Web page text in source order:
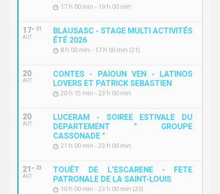
17 h 00 min - 19 h 00 min
17
AUT
21
BLAUSASC - STAGE MULTI ACTIVITÉS
ÉTÉ 2026
8 h 00 min - 17 h 00 min (21)
20
AUT
CONTES - PAIOUN VEN - LATINOS
LOVERS ET PATRICK SEBASTIEN
20 h 15 min - 23 h 00 min
20
AUT
LUCERAM - SOIREE ESTIVALE DU
DEPARTEMENT " GROUPE
CASSONADE "
21 h 00 min - 23 h 00 min
21
AUT
23
TOUËT DE L'ESCARENE - FETE
PATRONALE DE LA SAINT-LOUIS
10 h 00 min - 23 h 00 min (23)